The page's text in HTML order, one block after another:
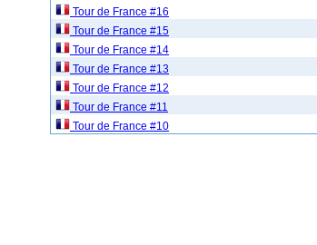
Tour de France #16
Tour de France #15
Tour de France #14
Tour de France #13
Tour de France #12
Tour de France #11
Tour de France #10